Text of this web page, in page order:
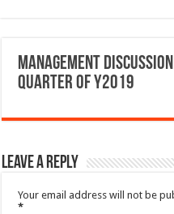
Management
Quarter of Y2019
Leave a Reply
Your email address will not be
*